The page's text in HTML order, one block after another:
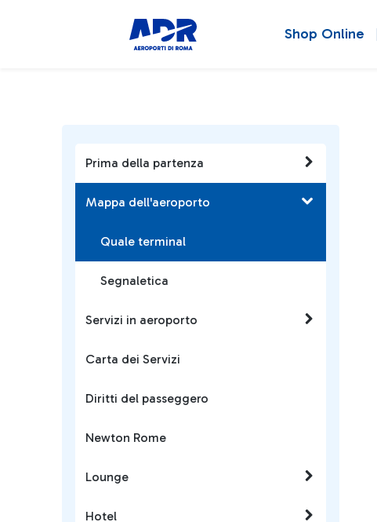
Shop Online
Prima della partenza
Mappa dell'aeroporto
Quale terminal
Segnaletica
Servizi in aeroporto
Carta dei Servizi
Diritti del passeggero
Newton Rome
Lounge
Hotel